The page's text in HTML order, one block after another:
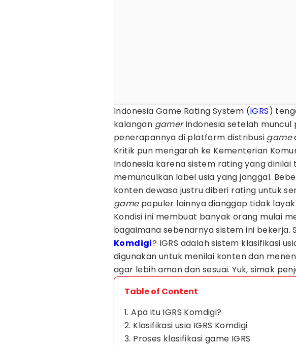
Indonesia Game Rating System (IGRS)
kalangan gamerIndonesia setelah
penerapannya di platform distribusi game
Kritik pun mengarah ke Kementerian
Indonesia karena sistem rating yang dinilai
memunculkan label usia yang janggal.
konten dewasa justru diberi rating untuk
game populer lainnya dianggap tidak
Kondisi ini membuat banyak orang mulai
bagaimana sebenarnya sistem ini bekerja.
Komdigi? IGRS adalah sistem klasifikasi
digunakan untuk menilai konten dan
agar lebih aman dan sesuai. Yuk, simak
Table of Content
1. Apa itu IGRS Komdigi?
2. Klasifikasi usia IGRS Komdigi
3. Proses klasifikasi game IGRS